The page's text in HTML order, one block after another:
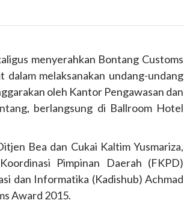
menyerahkan Bontang Customs
melaksanakan undang-undang
oleh Kantor Pengawasan dan
berlangsung di Ballroom Hotel
Bea dan Cukai Kaltim Yusmariza,
Pimpinan Daerah (FKPD)
dan Informatika (Kadishub) Achmad
Award 2015.